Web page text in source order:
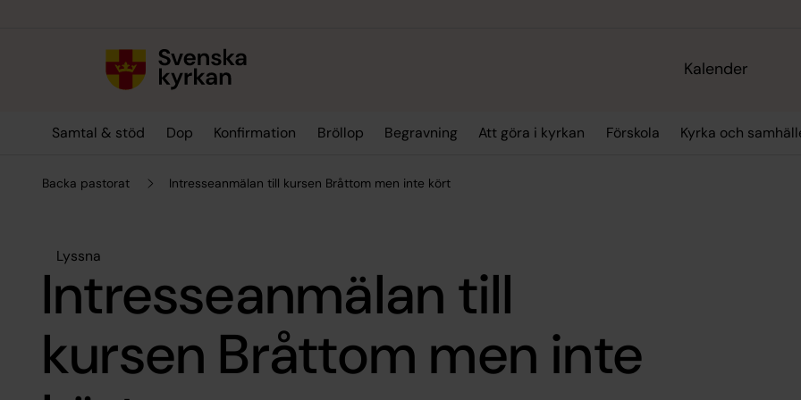
Kalender
Samtal & stöd Dop Konfirmation Bröllop Begravning Att göra i kyrkan Förskola Kyrka och
Backa pastorat Intresseanmälan till kursen Bråttom men inte kört
Lyssna
Intresseanmälan till
kursen Bråttom men inte